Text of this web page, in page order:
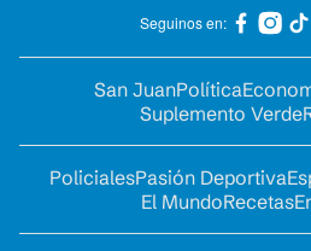
Seguinos en:
San JuanPolítica
Suplemento Verde
PolicialesPasión Deportiva
El MundoRecetas